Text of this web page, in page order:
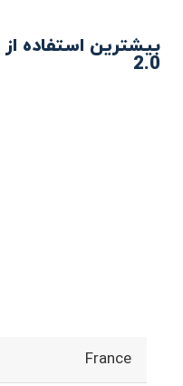
2.0
France